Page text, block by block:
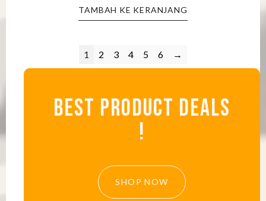
TAMBAH KE KERANJANG
1 2 3 4 5 6 →
BEST PRODUCT DEALS
!
SHOP NOW